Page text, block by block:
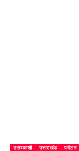
उत्तरकाशी उत्तराखंड पर्यटन